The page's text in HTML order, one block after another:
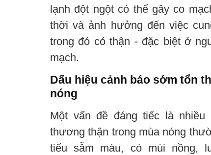
lạnh đột ngột có thể gây co
thời và ảnh hưởng đến việc
trong đó có thận - đặc biệt ở
mạch.
Dấu hiệu cảnh báo sớm tổn
nóng
Một vấn đề đáng tiếc là
thương thận trong mùa nóng
tiểu sẫm màu, có mùi nồng,